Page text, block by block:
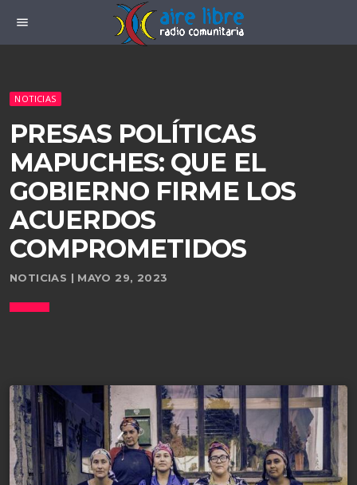
menu
NOTICIAS
PRESAS POLÍTICAS
MAPUCHES: QUE EL
GOBIERNO FIRME LOS
ACUERDOS
COMPROMETIDOS
NOTICIAS | MAYO 29, 2023